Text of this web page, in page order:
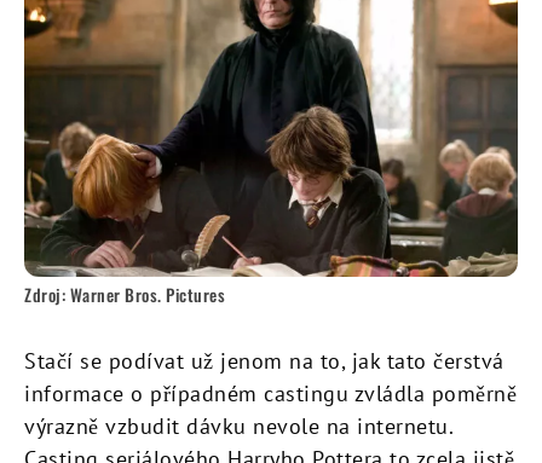
Zdroj: Warner Bros. Pictures
Stačí se podívat už jenom na to, jak tato čerstvá
informace o případném castingu zvládla poměrně
výrazně vzbudit dávku nevole na internetu.